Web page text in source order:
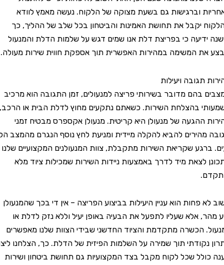
וברגישות גם בשעת מצוקה של הלקוח. נעשה מאמץ לוודא
יקבל את תחושת האמינות והביטחון בכל שלב של ההליך, כך
כי בפריצת דלת אנו שמים דגש על שלמות הדלת והמנעול
המשימה במהירות האפשרית תוך אספקת חווית שירות מעולה.
ויעילות
בהם מדובר בשירותי פריצה למנעולים, זמן התגובה הוא מרכיב
בהצלחת השירות. כשאתם נתקעים מחוץ לדלת הבית או הרכב,
של מנעולן היא קריטית. מנעולן אקספרס מבטיח זמני
להביא להקלה מיידית ומניעת לחץ נוסף הנגרם מהמצב הלא
שקריאת השירות מתקבלת, צוות המנעולנים המקצועיים שלנו
מיד לדרך באמצעות ניידות השירות שמכילות ציוד מלא
פחות הוא עניין היעילות בביצוע הפריצה – אין די בכך שהמנעולן
אלא שעליו לתפעל את הבעיה באופן יעיל וללא נזק לדלת או
הכשרה מתקדמת והציוד החדשני שבידי הצוות שלנו מאפשרים
תוך שמירה על השלמות הפיזית של הדלת. כך, הצלחנו ליצור
שכל לקוח מקבל בצד המקצועיות גם תחושת ביטחון ושירות